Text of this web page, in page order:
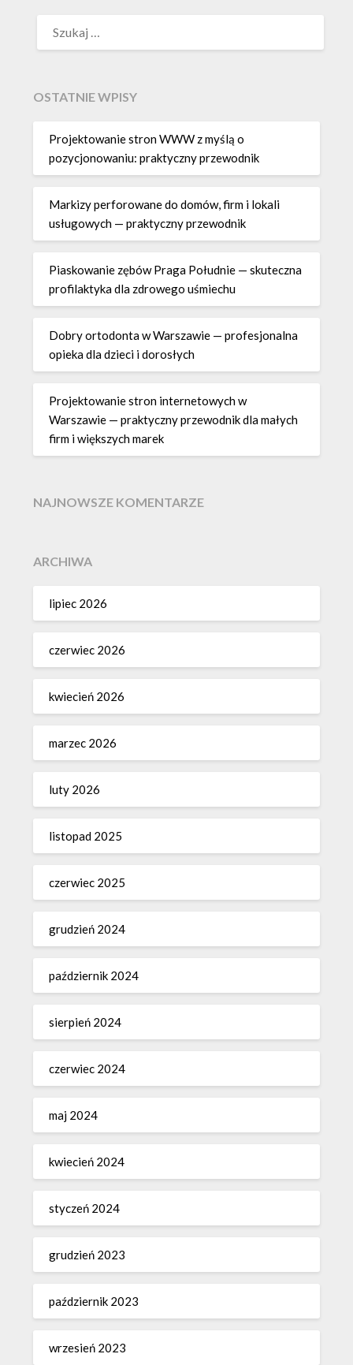
OSTATNIE WPISY
Projektowanie stron WWW z myślą o
pozycjonowaniu: praktyczny przewodnik
Markizy perforowane do domów, firm i lokali
usługowych — praktyczny przewodnik
Piaskowanie zębów Praga Południe — skuteczna
profilaktyka dla zdrowego uśmiechu
Dobry ortodonta w Warszawie — profesjonalna
opieka dla dzieci i dorosłych
Projektowanie stron internetowych w
Warszawie — praktyczny przewodnik dla małych
firm i większych marek
NAJNOWSZE KOMENTARZE
ARCHIWA
lipiec 2026
czerwiec 2026
kwiecień 2026
marzec 2026
luty 2026
listopad 2025
czerwiec 2025
grudzień 2024
październik 2024
sierpień 2024
czerwiec 2024
maj 2024
kwiecień 2024
styczeń 2024
grudzień 2023
październik 2023
wrzesień 2023